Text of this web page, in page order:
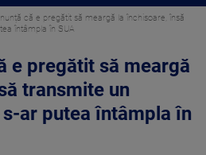
că e pregătit să meargă la închisoare, însă
întâmpla în SUA
e pregătit să meargă
transmite un
ar putea întâmpla în